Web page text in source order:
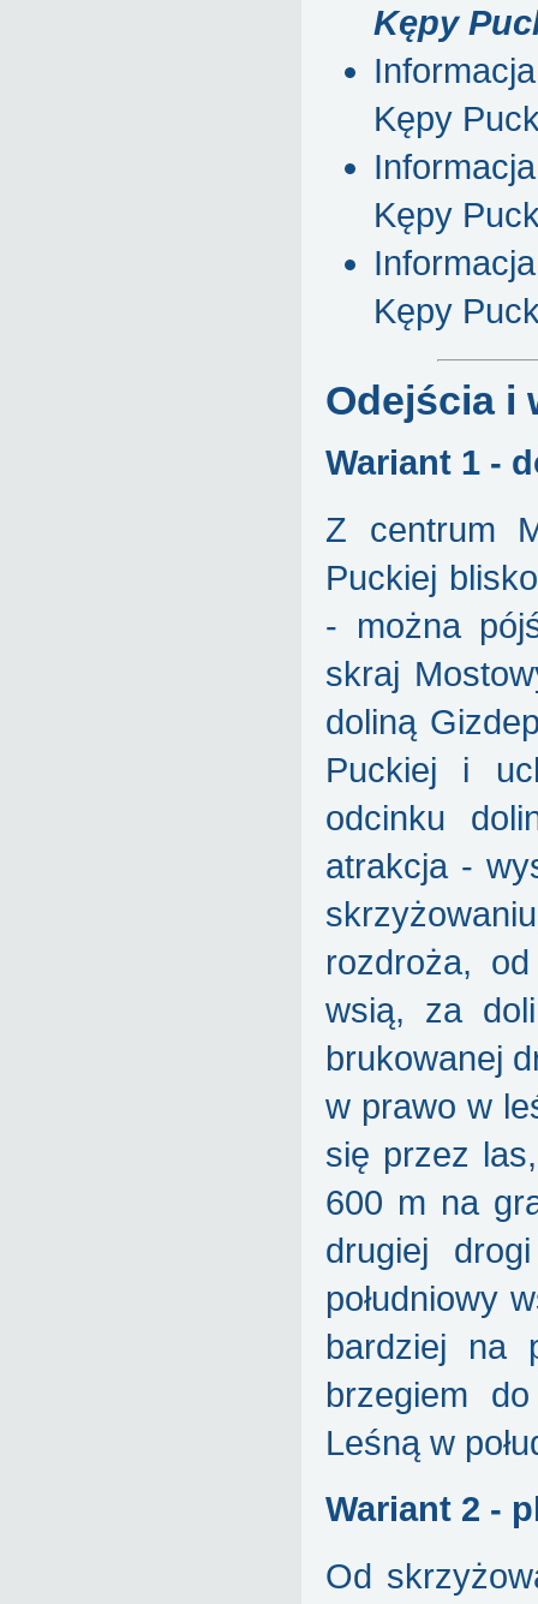
Kępy
Kępy
Kępy
Kępy
Odejścia i
Wariant 1 -
Z centrum
Puckiej
- można
skraj
doliną
Puckiej i
odcinku
atrakcja -
rozdroża,
wsią, za
brukowanej
w prawo w
się przez
600 m na
drugiej
południowy
bardziej na
brzegiem
Leśną w
Wariant 2 -
Od